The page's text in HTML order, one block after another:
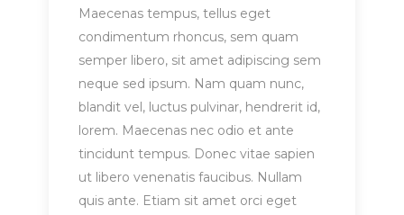
Maecenas tempus, tellus eget
condimentum rhoncus, sem quam
semper libero, sit amet adipiscing sem
neque sed ipsum. Nam quam nunc,
blandit vel, luctus pulvinar, hendrerit id,
lorem. Maecenas nec odio et ante
tincidunt tempus. Donec vitae sapien
ut libero venenatis faucibus. Nullam
quis ante. Etiam sit amet orci eget